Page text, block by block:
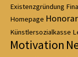
Existenzgründung
Homepage Honorar
Künstlersozialkasse
Motivation